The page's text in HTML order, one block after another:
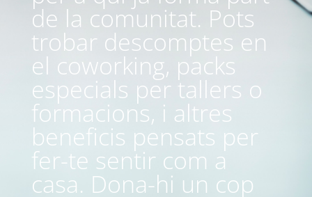
de la comunitat. Pots
trobar descomptes en
el coworking, packs
especials per tallers o
formacions, i altres
beneficis pensats per
fer-te sentir com a
casa. Dona-hi un cop